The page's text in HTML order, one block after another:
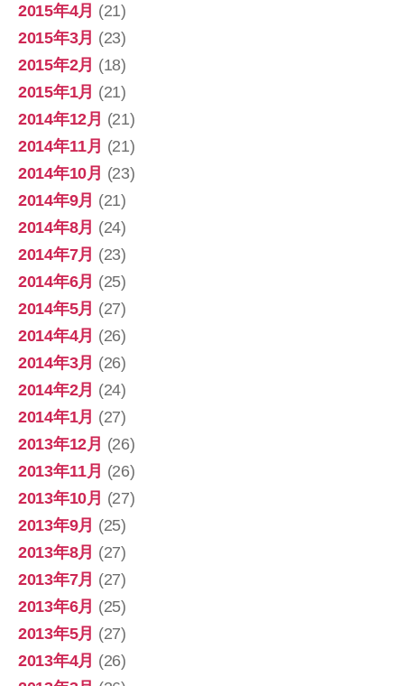
2015年4月 (21)
2015年3月 (23)
2015年2月 (18)
2015年1月 (21)
2014年12月 (21)
2014年11月 (21)
2014年10月 (23)
2014年9月 (21)
2014年8月 (24)
2014年7月 (23)
2014年6月 (25)
2014年5月 (27)
2014年4月 (26)
2014年3月 (26)
2014年2月 (24)
2014年1月 (27)
2013年12月 (26)
2013年11月 (26)
2013年10月 (27)
2013年9月 (25)
2013年8月 (27)
2013年7月 (27)
2013年6月 (25)
2013年5月 (27)
2013年4月 (26)